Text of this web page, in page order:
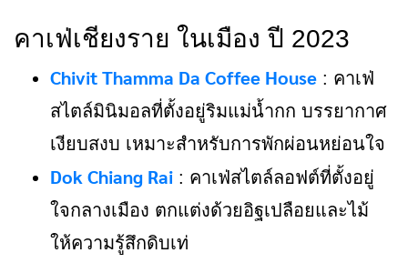
คาเฟ่เชียงราย ในเมือง ปี 2023
Chivit Thamma Da Coffee House : คาเฟ่
สไตล์มินิมอลที่ตั้งอยู่ริมแม่น้ำกก บรรยากาศ
เงียบสงบ เหมาะสำหรับการพักผ่อนหย่อนใจ
Dok Chiang Rai : คาเฟ่สไตล์ลอฟต์ที่ตั้งอยู่
ใจกลางเมือง ตกแต่งด้วยอิฐเปลือยและไม้
ให้ความรู้สึกดิบเท่